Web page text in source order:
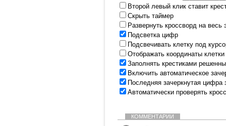
Второй левый клик ставит
Скрыть таймер
Развернуть кроссворд на
Подсветка цифр
Подсвечивать клетку под
Отображать координаты
Заполнять крестиками
Включить автоматическое
Последняя зачеркнутая цифра
Автоматически проверять
КОММЕНТАРИИ